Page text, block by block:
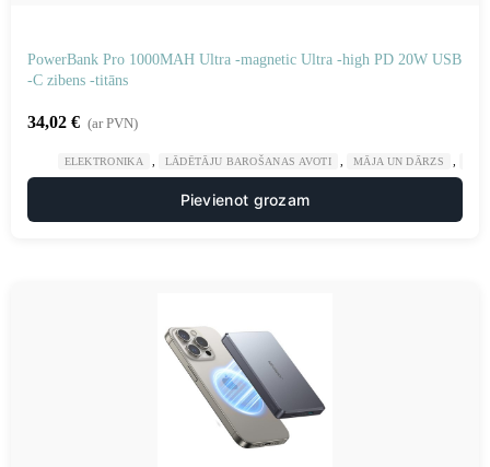
PowerBank Pro 1000MAH Ultra -magnetic Ultra -high PD 20W USB
-C zibens -titāns
34,02 € (ar PVN)
ELEKTRONIKA LĀDĒTĀJU BAROŠANAS AVOTI MĀJA UN DĀRZS
Pievienot grozam